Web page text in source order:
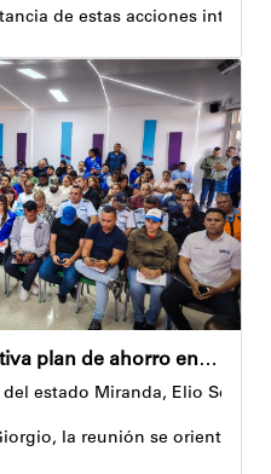
de estas acciones
jornadas se realizarán de
su gratitud por este
Solórzano compartió su
la Alcaldía del Municipio
Gobierno de Miranda activa plan de ahorro energético en la entidad
estado Miranda, Elio
la reunión se orientó al